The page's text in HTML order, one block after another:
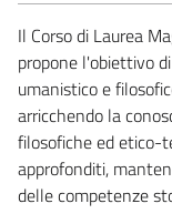
Il Corso di Laurea
propone l'obiettivo
umanistico e
arricchendo la
filosofiche ed etico-
approfonditi,
delle competenze